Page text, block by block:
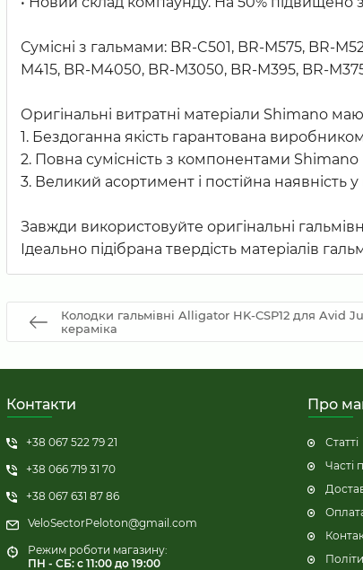
Сумісні з гальмами: BR-C501, BR-M575, BR-
M415, BR-M4050, BR-M3050, BR-M395, BR-
Оригінальні витратні матеріали Shimano
1. Бездоганна якість гарантована виробником
2. Повна сумісність з компонентами Shimano
3. Великий асортимент і постійна наявність
Завжди використовуйте оригінальні
Ідеально підібрана твердість матеріалів
Колодки гальмівні Alligator HK-CSP12 для Avid
кераміка
Контакти
+38 067 522 79 21
+38 066 719 31 70
+38 067 631 87 86
VeloSectorPeloton@gmail.com
Режим роботи магазину:
ПН - СБ: с 11:00 до 19:00
Про
Статті
Часті